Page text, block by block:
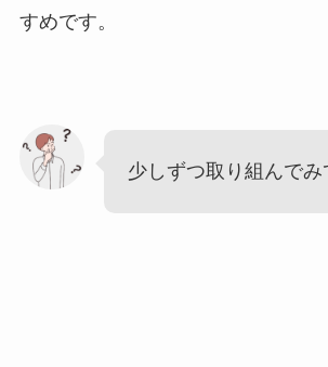
すめです。
少しずつ取り組んでみ